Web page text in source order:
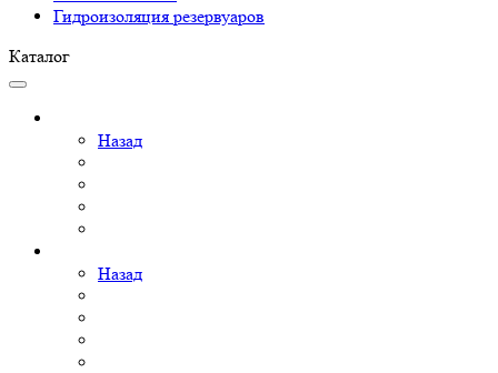
Гидроизоляция резервуаров
Каталог
Назад
Назад